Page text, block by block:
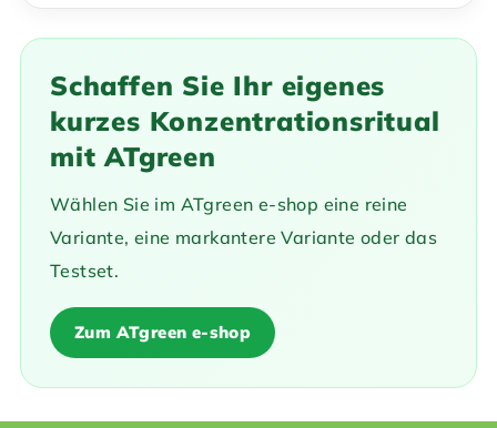
Schaffen Sie Ihr eigenes
kurzes Konzentrationsritual
mit ATgreen
Wählen Sie im ATgreen e-shop eine reine
Variante, eine markantere Variante oder das
Testset.
Zum ATgreen e-shop